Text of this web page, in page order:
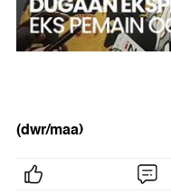
(dwr/maa)